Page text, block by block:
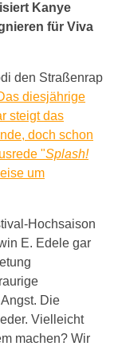
Kanye
für Viva
den Straßenrap
diesjährige
steigt das
doch schon
"Splash!
um
Hochsaison
E. Edele gar
Die
Vielleicht
machen? Wir